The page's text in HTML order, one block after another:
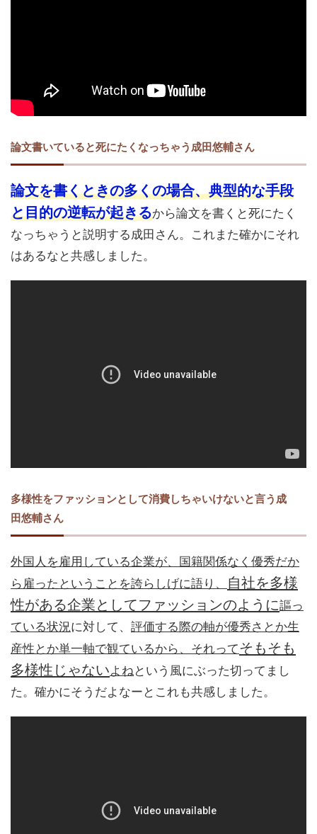
論文書いていると死にたくなっちゃう成田悠輔さん
論文を書くときの多くの場合、典型的な手段
と目的の逆転が起きるから論文を書くと死にたく
なっちゃうと説明する成田さん。これまた確かにそれ
はあるなと共感しました。
多様性をファッションとして消費しちゃいけないと言う成
田悠輔さん
外国人を雇用している企業が、国籍関係なく優秀だか
ら雇ったということを誇らしげに語り、 自社を多様
性がある企業としてファッションのように謳っ
ている状況に対して、 評価する際の軸が優秀さとか生
産性とか単一軸で観ているから、それってそもそも
多様性じゃないよねという風にぶった切ってまし
た。確かにそうだよなーとこれも共感しました。